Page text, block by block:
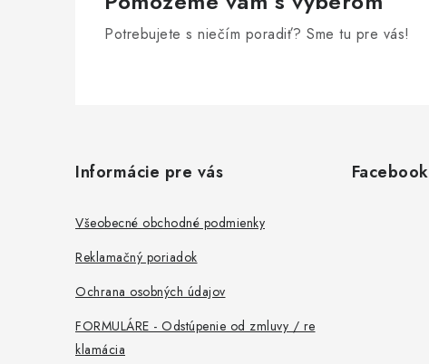
Potrebujete s niečím poradiť? Sme tu pre vás!
Informácie pre vás
Všeobecné obchodné podmienky
Reklamačný poriadok
Ochrana osobných údajov
FORMULÁRE - Odstúpenie od zmluvy / re
klamácia
Facebook